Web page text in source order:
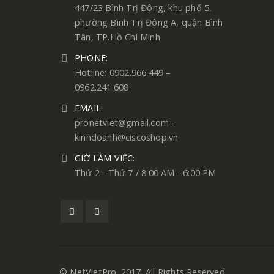
447/23 Bình Trị Đông, khu phố 5,
phường Bình Trị Đông A, quận Bình
Tân, TP.Hồ Chí Minh
PHONE:
Hotline: 0902.966.449 –
0962.241.608
EMAIL:
pronetviet@gmail.com -
kinhdoanh@ciscoshop.vn
GIỜ LÀM VIỆC:
Thứ 2 - Thứ 7 / 8:00 AM - 6:00 PM